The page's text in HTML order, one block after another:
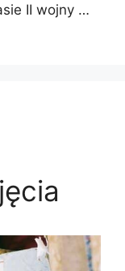
II wojny …